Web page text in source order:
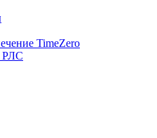
TimeZero
РЛС